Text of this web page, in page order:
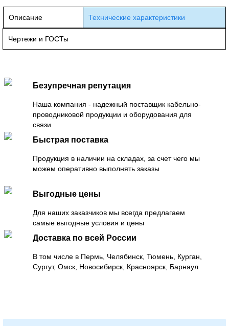
Описание Технические характеристики
Чертежи и ГОСТы
Безупречная репутация
Наша компания - надежный поставщик кабельно-
проводниковой продукции и оборудования для
связи
Быстрая поставка
Продукция в наличии на складах, за счет чего мы
можем оперативно выполнять заказы
Выгодные цены
Для наших заказчиков мы всегда предлагаем
самые выгодные условия и цены
Доставка по всей России
В том числе в Пермь, Челябинск, Тюмень, Курган,
Сургут, Омск, Новосибирск, Красноярск, Барнаул